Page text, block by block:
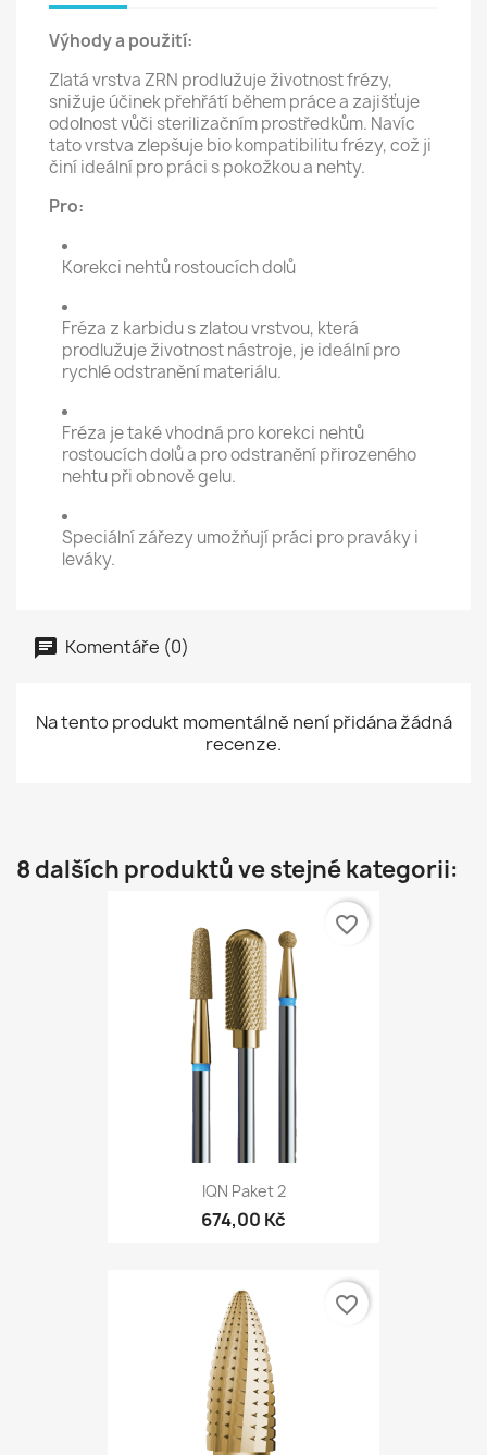
Výhody a použití:
Zlatá vrstva ZRN prodlužuje životnost frézy,
snižuje účinek přehřátí během práce a zajišťuje
odolnost vůči sterilizačním prostředkům. Navíc
tato vrstva zlepšuje bio kompatibilitu frézy, což ji
činí ideální pro práci s pokožkou a nehty.
Pro:
Korekci nehtů rostoucích dolů
Fréza z karbidu s zlatou vrstvou, která
prodlužuje životnost nástroje, je ideální pro
rychlé odstranění materiálu.
Fréza je také vhodná pro korekci nehtů
rostoucích dolů a pro odstranění přirozeného
nehtu při obnově gelu.
Speciální zářezy umožňují práci pro praváky i
leváky.
Komentáře (0)
Na tento produkt momentálně není přidána žádná
recenze.
8 dalších produktů ve stejné kategorii:
IQN Paket 2
674,00 Kč
favorite_border
favorite_border